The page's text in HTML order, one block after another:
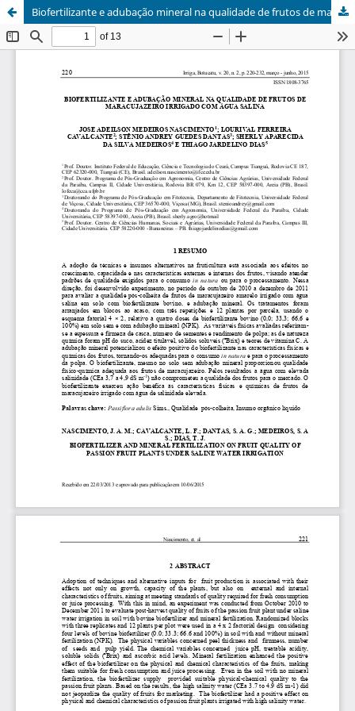
Biofertilizante e adubação mineral na qualidade de frutos de maracujazeiro irrigado com água salina